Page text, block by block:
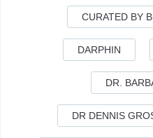
CURATED BY
DARPHIN
DR.
DR DENNIS